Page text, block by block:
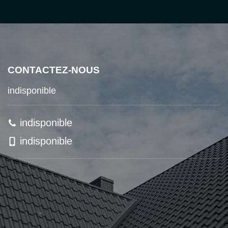
CONTACTEZ-NOUS
indisponible
indisponible
indisponible